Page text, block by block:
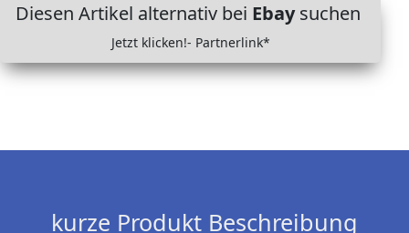
Diesen Artikel alternativ bei Ebaysuchen
Jetzt klicken!- Partnerlink*
kurze Produkt Beschreibung